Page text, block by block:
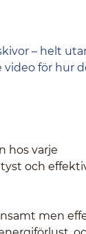
– helt
video för hur
hos varje
och
men